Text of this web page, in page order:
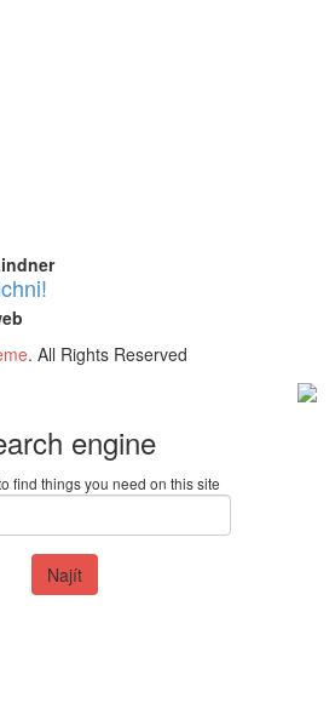
. All Rights Reserved
engine
find things you need on this site
Najít